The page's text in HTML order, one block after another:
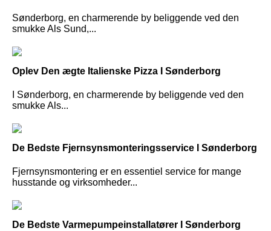
Sønderborg, en charmerende by beliggende ved den
smukke Als Sund,...
Oplev Den ægte Italienske Pizza I Sønderborg
I Sønderborg, en charmerende by beliggende ved den
smukke Als...
De Bedste Fjernsynsmonteringsservice I Sønderborg
Fjernsynsmontering er en essentiel service for mange
husstande og virksomheder...
De Bedste Varmepumpeinstallatører I Sønderborg